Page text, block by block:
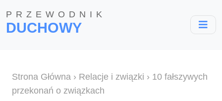
PRZEWODNIK
DUCHOWY
Strona Główna › Relacje i związki › 10 fałszywych
przekonań o związkach